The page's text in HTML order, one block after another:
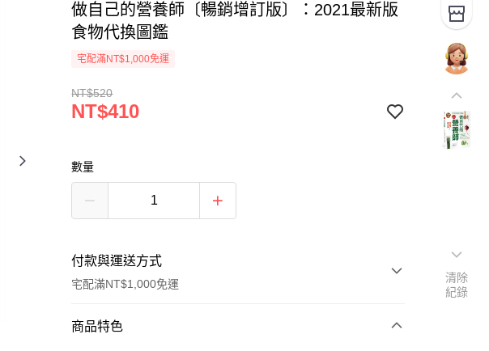
做自己的營養師〔暢銷增訂版〕：2021最新版
食物代換圖鑑
宅配滿NT$1,000免運
NT$520
NT$410
數量
付款與運送方式
宅配滿NT$1,000免運
付款方式
商品特色
清除
紀錄